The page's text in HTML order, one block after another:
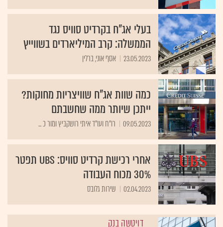
בעלי אג"ח בקרדיט סוויס נגד
הממשלה: קרב המיליארדים בשווייץ
23.05.2023 אסף אוני, ברלין
כמה שוות אג"ח שוויצריות מחוקות?
ייתכן שיותר ממה שחשבתם
09.05.2023 רו"ח ועו"ד איתי רושקביץ ומור כ ...
אחרי רכישת קרדיט סוויס: UBS תפטר
30% מכוח העבודה
02.04.2023 שירות גלובס
דויטשה בנק